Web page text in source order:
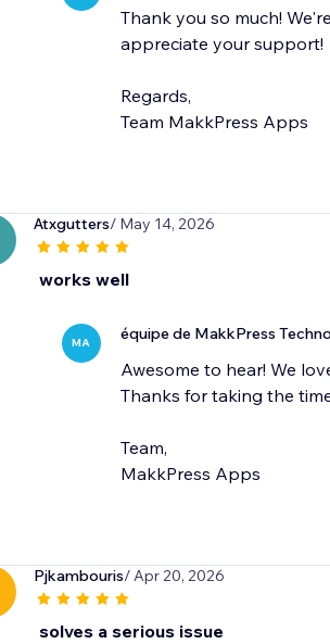
Thank you so much!
appreciate your support!
Regards,
Team MakkPress Apps
Atxgutters/ May 14, 2026
works well
MA équipe de MakkPress
Awesome to hear! We
Thanks for taking the
Team,
MakkPress Apps
Pjkambouris/ Apr 20, 2026
solves a serious issue